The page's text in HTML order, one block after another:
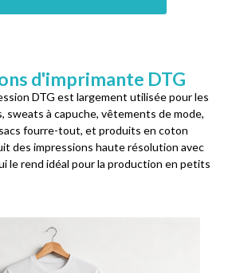
d'imprimante DTG
DTG est largement utilisée pour les
sweats à capuche, vêtements de mode,
fourre-tout, et produits en coton
des impressions haute résolution avec
le rend idéal pour la production en petits